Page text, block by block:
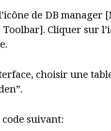
de DB manager
Toolbar]. Cliquer sur
choisir une
suivant: